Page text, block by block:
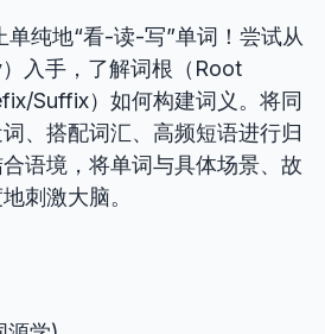
单纯地“看-读-写”单词！尝试从
入手，了解词根（Root
Suffix）如何构建词义。将同
、搭配词汇、高频短语进行归
语境，将单词与具体场景、故
刺激大脑。